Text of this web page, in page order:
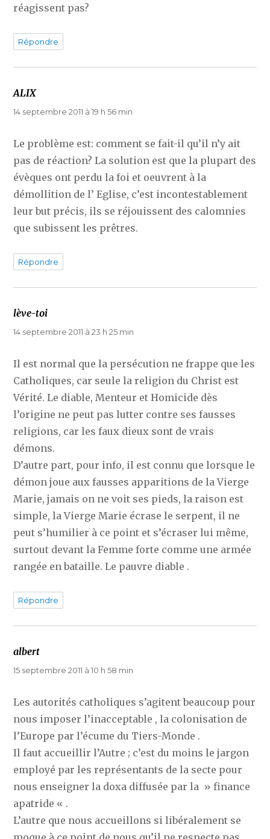
réagissent pas?
Répondre
ALIXdit :
14 septembre 2011 à 19 h 56 min
Le problème est: comment se fait-il qu’il n’y ait
pas de réaction? La solution est que la plupart des
évèques ont perdu la foi et oeuvrent à la
démollition de l’ Eglise, c’est incontestablement
leur but précis, ils se réjouissent des calomnies
que subissent les prêtres.
Répondre
lève-toi
14 septembre 2011 à 23 h 25 min
Il est normal que la persécution ne frappe que les
Catholiques, car seule la religion du Christ est
Vérité. Le diable, Menteur et Homicide dès
l’origine ne peut pas lutter contre ses fausses
religions, car les faux dieux sont de vrais
démons.
D’autre part, pour info, il est connu que lorsque le
démon joue aux fausses apparitions de la Vierge
Marie, jamais on ne voit ses pieds, la raison est
simple, la Vierge Marie écrase le serpent, il ne
peut s’humilier à ce point et s’écraser lui même,
surtout devant la Femme forte comme une armée
rangée en bataille. Le pauvre diable .
Répondre
albert
15 septembre 2011 à 10 h 58 min
Les autorités catholiques s’agitent beaucoup pour
nous imposer l’inacceptable , la colonisation de
l’Europe par l’écume du Tiers-Monde .
Il faut accueillir l’Autre ; c’est du moins le jargon
employé par les représentants de la secte pour
nous enseigner la doxa diffusée par la » finance
apatride « .
L’autre que nous accueillons si libéralement se